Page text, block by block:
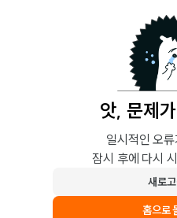
앗, 문제
일시적인 오
잠시 후에 다시
새로
홈으로